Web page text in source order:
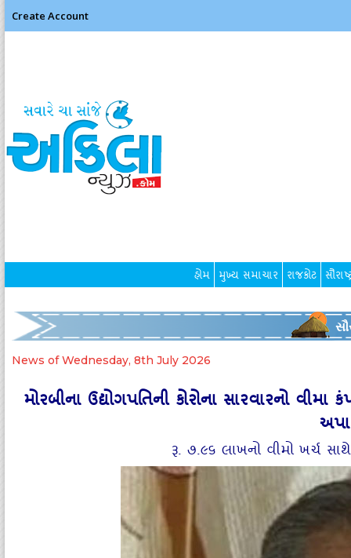
Create Account
હોમ મુખ્ય સમાચાર રાજકોટ
News of Wednesday, 8th July 2026
મોરબીના ઉદ્યોગપતિની કોરોના સારવારનો
રૂ. ૭.૯૬ લાખનો વીમો ખર્ચ